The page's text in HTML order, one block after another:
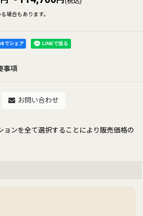
場合もあります。
でシェア
事項
お問い合わせ
ョンを全て選択することにより販売価格の